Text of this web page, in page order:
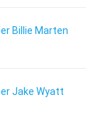
Billie Marten
Jake Wyatt